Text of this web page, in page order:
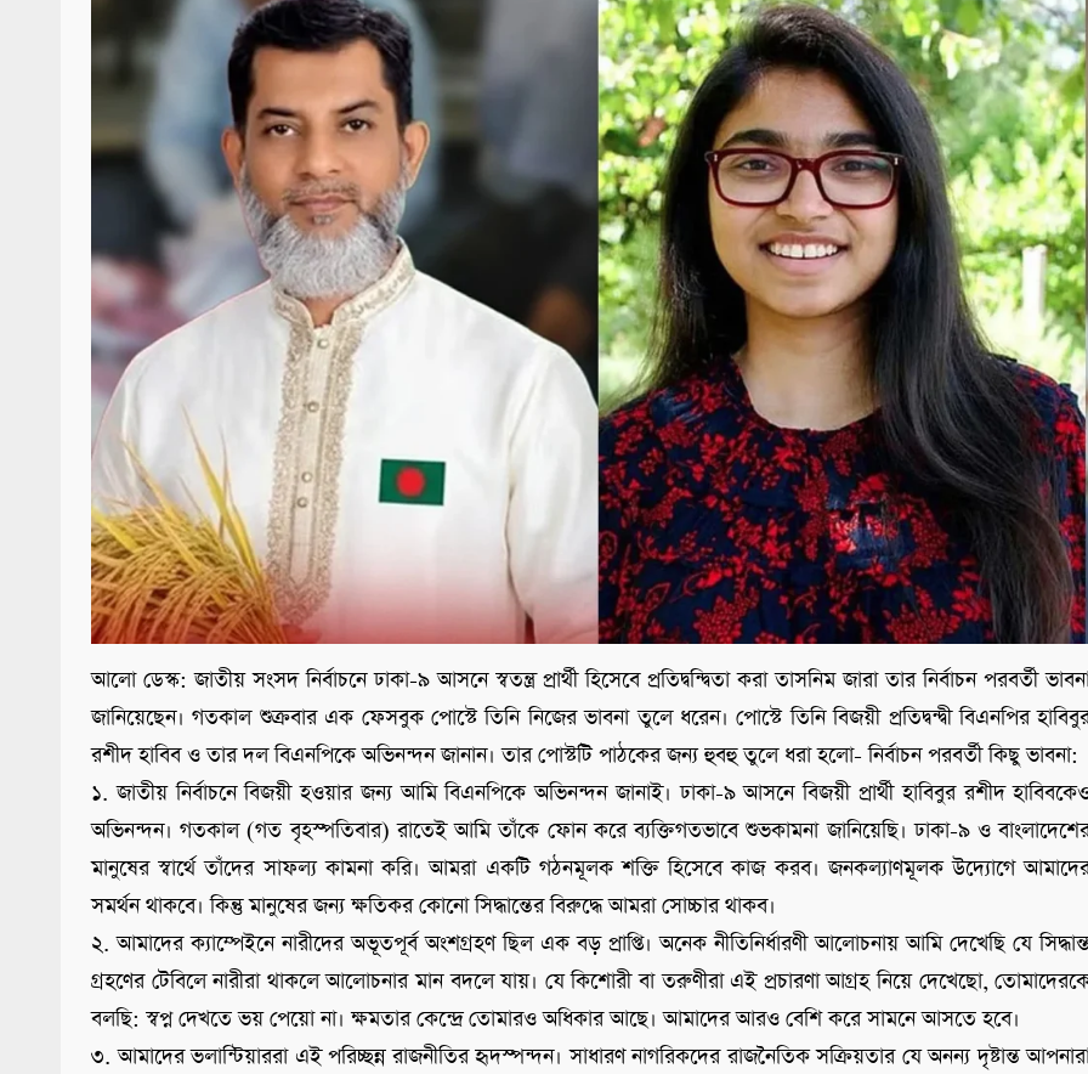
আলো ডেস্ক: জাতীয় সংসদ নির্বাচনে ঢাকা-৯ আসনে স্বতন্ত্র প্রার্থী হিসেবে প্রতিদ্বন্দ্বিতা করা তাসনিম জারা তার নির্বাচন পরবর্তী
জানিয়েছেন। গতকাল শুক্রবার এক ফেসবুক পোস্টে তিনি নিজের ভাবনা তুলে ধরেন। পোস্টে তিনি বিজয়ী প্রতিদ্বন্দ্বী বিএনপির
রশীদ হাবিব ও তার দল বিএনপিকে অভিনন্দন জানান। তার পোস্টটি পাঠকের জন্য হুবহু তুলে ধরা হলো- নির্বাচন পরবর্তী কিছু ভাবনা:
১. জাতীয় নির্বাচনে বিজয়ী হওয়ার জন্য আমি বিএনপিকে অভিনন্দন জানাই। ঢাকা-৯ আসনে বিজয়ী প্রার্থী হাবিবুর রশীদ
অভিনন্দন। গতকাল (গত বৃহস্পতিবার) রাতেই আমি তাঁকে ফোন করে ব্যক্তিগতভাবে শুভকামনা জানিয়েছি। ঢাকা-৯ ও
মানুষের স্বার্থে তাঁদের সাফল্য কামনা করি। আমরা একটি গঠনমূলক শক্তি হিসেবে কাজ করব। জনকল্যাণমূলক উদ্যোগে
সমর্থন থাকবে। কিন্তু মানুষের জন্য ক্ষতিকর কোনো সিদ্ধান্তের বিরুদ্ধে আমরা সোচ্চার থাকব।
২. আমাদের ক্যাম্পেইনে নারীদের অভূতপূর্ব অংশগ্রহণ ছিল এক বড় প্রাপ্তি। অনেক নীতিনির্ধারণী আলোচনায় আমি দেখেছি যে
গ্রহণের টেবিলে নারীরা থাকলে আলোচনার মান বদলে যায়। যে কিশোরী বা তরুণীরা এই প্রচারণা আগ্রহ নিয়ে দেখেছো,
বলছি: স্বপ্ন দেখতে ভয় পেয়ো না। ক্ষমতার কেন্দ্রে তোমারও অধিকার আছে। আমাদের আরও বেশি করে সামনে আসতে হবে।
৩. আমাদের ভলান্টিয়াররা এই পরিচ্ছন্ন রাজনীতির হৃদস্পন্দন। সাধারণ নাগরিকদের রাজনৈতিক সক্রিয়তার যে অনন্য দৃষ্টান্ত